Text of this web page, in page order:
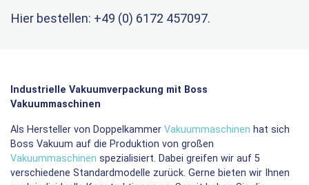
Hier bestellen: +49 (0) 6172 457097.
Industrielle Vakuumverpackung mit Boss
Vakuummaschinen
Als Hersteller von Doppelkammer Vakuummaschinen hat sich
Boss Vakuum auf die Produktion von großen
Vakuummaschinen spezialisiert. Dabei greifen wir auf 5
verschiedene Standardmodelle zurück. Gerne bieten wir Ihnen